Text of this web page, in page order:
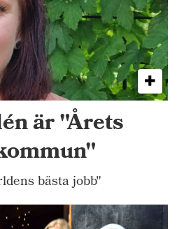
är "Årets
bästa jobb"